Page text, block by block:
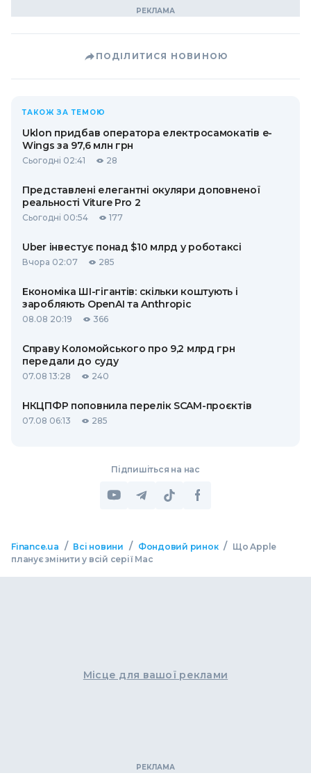
ПОДІЛИТИСЯ НОВИНОЮ
ТАКОЖ ЗА ТЕМОЮ
Uklon придбав оператора електросамокатів e-
Wings за 97,6 млн грн
Сьогодні 02:41 28
Представлені елегантні окуляри доповненої
реальності Viture Pro 2
Сьогодні 00:54 177
Uber інвестує понад $10 млрд у роботаксі
Вчора 02:07 285
Економіка ШІ-гігантів: скільки коштують і
заробляють OpenAI та Anthropic
08.08 20:19 366
Справу Коломойського про 9,2 млрд грн
передали до суду
07.08 13:28 240
НКЦПФР поповнила перелік SCAM-проєктів
07.08 06:13 285
Підпишіться на нас
Finance.ua / Всі новини / Фондовий ринок / Що Apple
планує змінити у всій серії Mac
Місце для вашої реклами